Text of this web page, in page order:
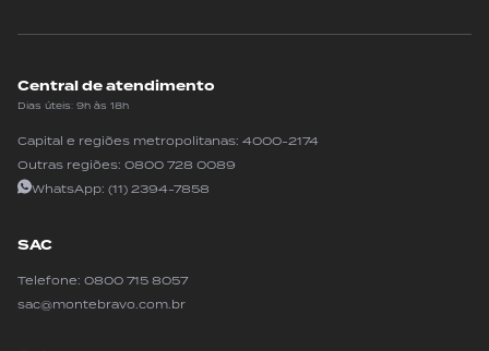
Central de atendimento
Dias úteis: 9h às 18h
Capital e regiões metropolitanas: 4000-2174
Outras regiões: 0800 728 0089
WhatsApp: (11) 2394-7858
SAC
Telefone: 0800 715 8057
sac@montebravo.com.br